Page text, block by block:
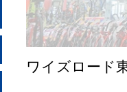
ワイズロード